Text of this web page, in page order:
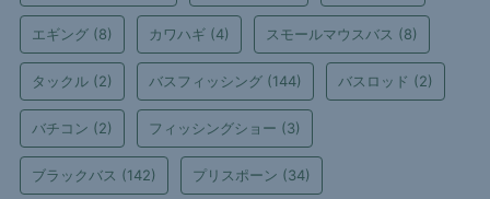
エギング (8) カワハギ (4) スモールマウスバス (8)
タックル (2) バスフィッシング (144) バスロッド (2)
バチコン (2) フィッシングショー (3)
ブラックバス (142) プリスポーン (34)